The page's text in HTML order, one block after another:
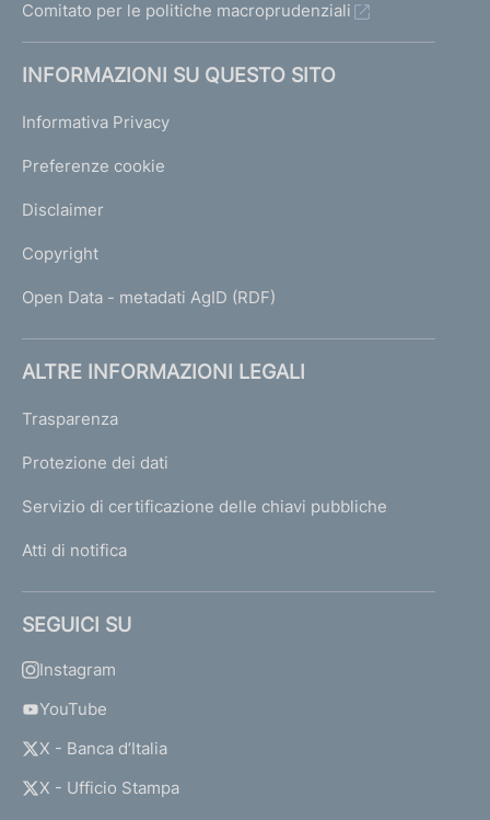
Comitato per le politiche macroprudenziali
INFORMAZIONI SU QUESTO SITO
Informativa Privacy
Preferenze cookie
Disclaimer
Copyright
Open Data - metadati AgID (RDF)
ALTRE INFORMAZIONI LEGALI
Trasparenza
Protezione dei dati
Servizio di certificazione delle chiavi pubbliche
Atti di notifica
SEGUICI SU
Instagram
YouTube
X - Banca d’Italia
X - Ufficio Stampa